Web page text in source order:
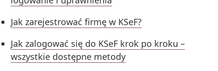
Jak zarejestrować firmę w KSeF?
Jak zalogować się do KSeF krok po kroku –
wszystkie dostępne metody